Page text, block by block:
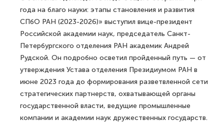
года на благо науки: этапы становления и развития
СПбО РАН (2023-2026)» выступил вице-президент
Российской академии наук, председатель Санкт-
Петербургского отделения РАН академик Андрей
Рудской. Он подробно осветил пройденный путь — от
утверждения Устава отделения Президиумом РАН в
июне 2023 года до формирования разветвленной сети
стратегических партнерств, охватывающей органы
государственной власти, ведущие промышленные
компании и академии наук дружественных государств.